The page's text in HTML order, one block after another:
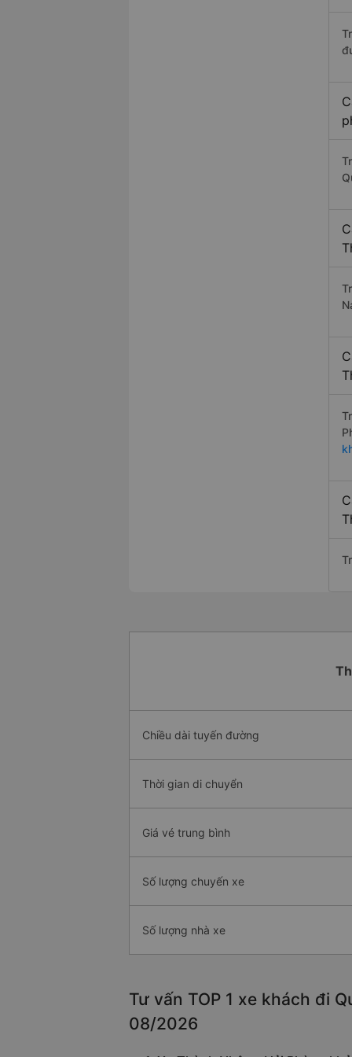
Chiều dài tuyến đường
Thời gian di chuyển
Giá vé trung bình
Số lượng chuyến xe
Số lượng nhà xe
Tư vấn TOP 1 xe khách đi
08/2026